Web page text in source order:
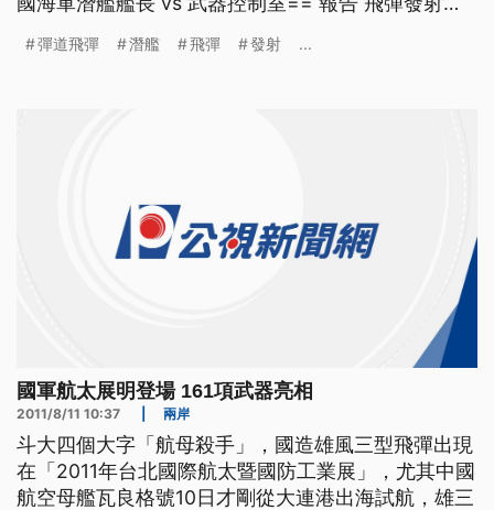
飛彈已發射 畫面上就是英國海軍的核武潛艦，測試
彈道飛彈 潛艦 飛彈 發射 ...
國軍航太展明登場 161項武器亮相
2011/8/11 10:37 兩岸
斗大四個大字「航母殺手」，國造雄風三型飛彈出現
在「2011年台北國際航太暨國防工業展」，尤其中國
航空母艦瓦良格號10日才剛從大連港出海試航，雄三